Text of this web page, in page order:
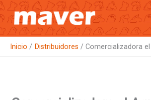
Ir
al
contenido
Inicio Distribuidores Comercializadora